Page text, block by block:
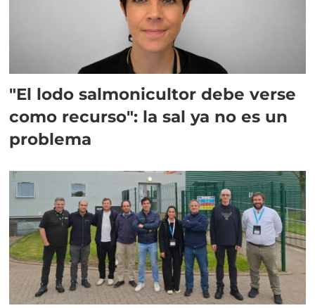
"El lodo salmonicultor debe verse
como recurso": la sal ya no es un
problema